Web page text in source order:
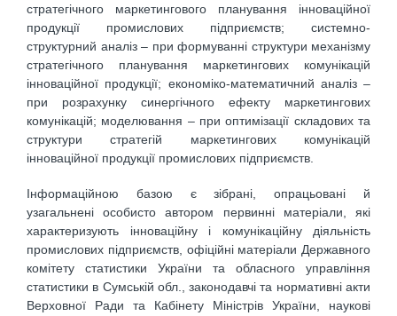
стратегічного маркетингового планування інноваційної
продукції промислових підприємств; системно-
структурний аналіз – при формуванні структури механізму
стратегічного планування маркетингових комунікацій
інноваційної продукції; економіко-математичний аналіз –
при розрахунку синергічного ефекту маркетингових
комунікацій; моделювання – при оптимізації складових та
структури стратегій маркетингових комунікацій
інноваційної продукції промислових підприємств.
Інформаційною базою є зібрані, опрацьовані й
узагальнені особисто автором первинні матеріали, які
характеризують інноваційну і комунікаційну діяльність
промислових підприємств, офіційні матеріали Державного
комітету статистики України та обласного управління
статистики в Сумській обл., законодавчі та нормативні акти
Верховної Ради та Кабінету Міністрів України, наукові